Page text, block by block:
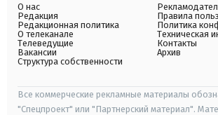
О нас
Редакция
Редакционная политика
О телеканале
Телеведущие
Вакансии
Структура собственности
Правила
Политика
Техническая
Контакты
Архив
Все коммерческие рекламные материалы
"Спецпроект" или "Партнерский материал".